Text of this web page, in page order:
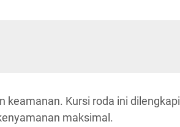
keamanan. Kursi roda ini dilengkapi
maksimal.